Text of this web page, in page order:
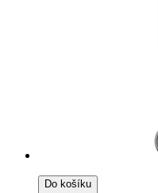
Do košíku